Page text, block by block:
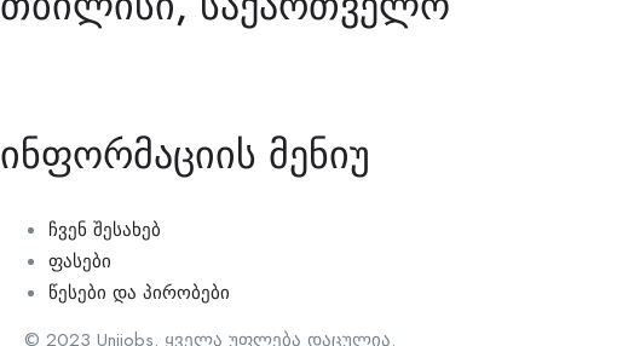
ინფორმაციის მენიუ
ჩვენ შესახებ
ფასები
წესები და პირობები
© 2023 Unijobs. ყველა უფლება დაცულია.